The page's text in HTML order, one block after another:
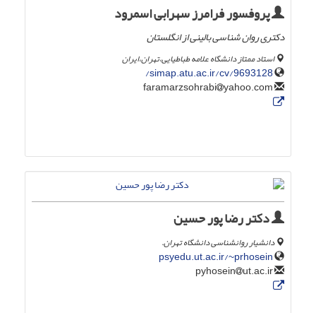
پروفسور فرامرز سهرابی اسمرود
دکتری روان شناسی بالینی از انگلستان
استاد ممتاز دانشگاه علامه طباطیایی،تهران،ایران
simap.atu.ac.ir/cv/9693128/
yahoo.com
دکتر رضا پور حسین
دانشیار روانشناسی دانشگاه تهران.
psyedu.ut.ac.ir/~prhosein
ut.ac.ir